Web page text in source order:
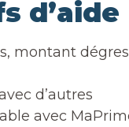
d’aide
montant
d’autres
avec